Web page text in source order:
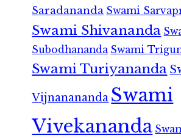
Saradananda Swami
Swami Shivananda
Subodhananda Swami
Swami Turiyananda
Vijnanananda Swami
Vivekananda